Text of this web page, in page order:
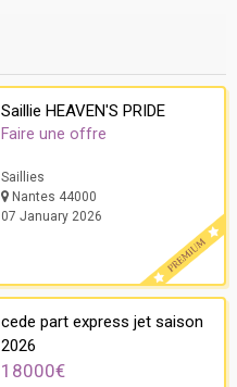
Saillie HEAVEN'S PRIDE
Faire une offre
Saillies
Nantes 44000
07 January 2026
cede part express jet saison
2026
18000€